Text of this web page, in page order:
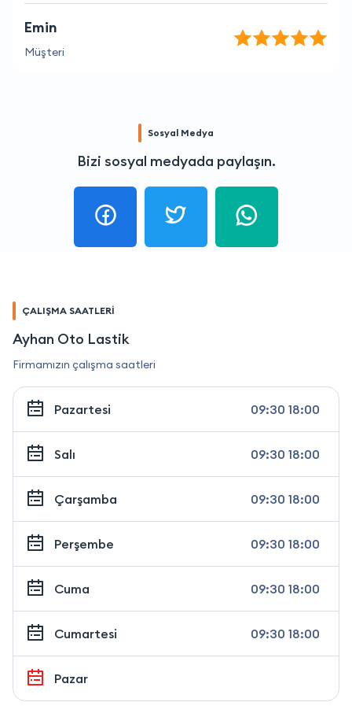
Emin
Müşteri
Sosyal Medya
Bizi sosyal medyada paylaşın.
ÇALIŞMA SAATLERİ
Ayhan Oto Lastik
Firmamızın çalışma saatleri
Pazartesi 09:30 18:00
Salı 09:30 18:00
Çarşamba 09:30 18:00
Perşembe 09:30 18:00
Cuma 09:30 18:00
Cumartesi 09:30 18:00
Pazar